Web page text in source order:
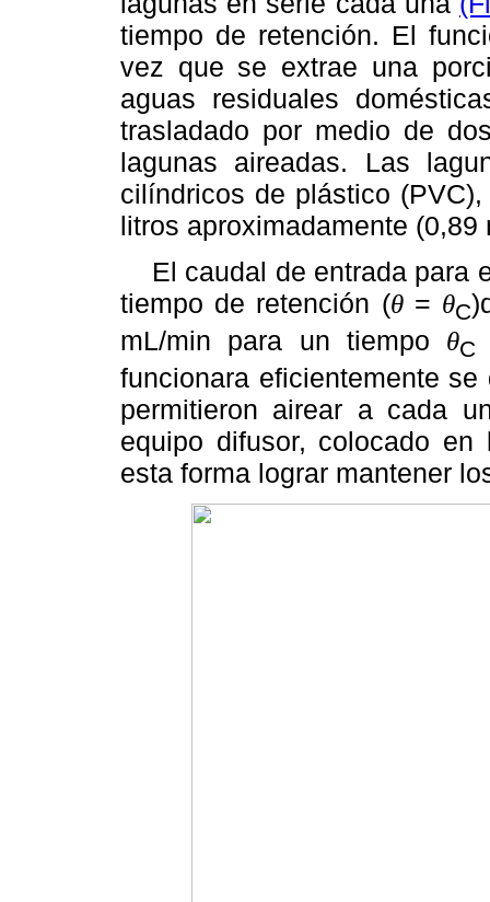
tiempo de retención. El
vez que se extrae una
aguas residuales
trasladado por medio de
lagunas aireadas. Las
cilíndricos de plástico
litros aproximadamente
El caudal de entrada para
tiempo de retención (θ= θC
mL/min para un tiempo θ
funcionara eficientemente
permitieron airear a cada
equipo difusor, colocado
esta forma lograr mantener